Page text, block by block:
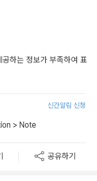
하는 정보가 부족하여 표
신간알림 신청
> Note
공유하기